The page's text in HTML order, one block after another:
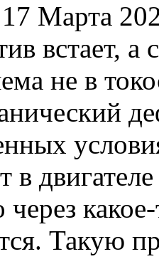
17 Марта
встает, а
не в
в
через
Такую